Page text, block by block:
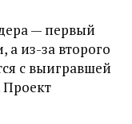
— первый
из-за второго
с выигравшей